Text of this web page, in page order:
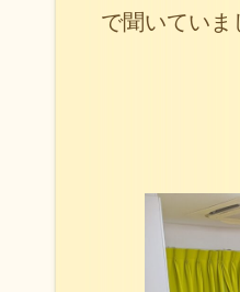
で聞いていま